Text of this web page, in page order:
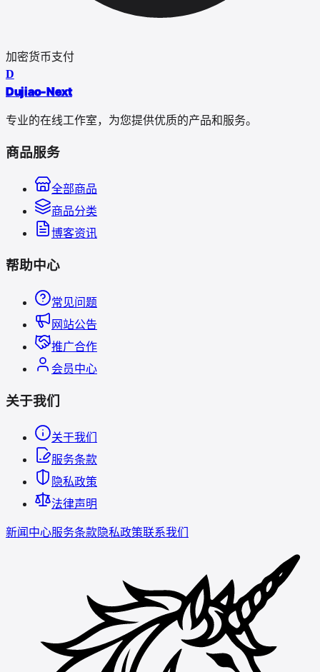
加密货币支付
D
Dujiao-Next
专业的在线工作室，为您提供优质的产品和服务。
商品服务
全部商品
商品分类
博客资讯
帮助中心
常见问题
网站公告
推广合作
会员中心
关于我们
关于我们
服务条款
隐私政策
法律声明
新闻中心服务条款隐私政策联系我们